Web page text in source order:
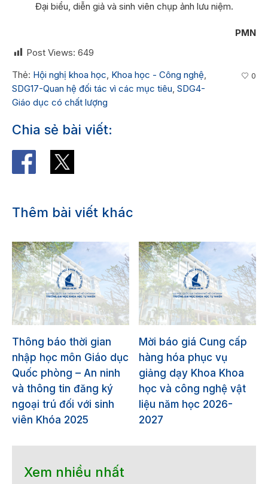
Đại biểu, diễn giả và sinh viên chụp ảnh lưu niệm.
PMN
Post Views: 649
Thẻ: Hội nghị khoa học, Khoa học - Công nghệ,
SDG17-Quan hệ đối tác vì các mục tiêu, SDG4-
Giáo dục có chất lượng
0
Chia sẻ bài viết:
Thêm bài viết khác
Thông báo thời gian
nhập học môn Giáo dục
Quốc phòng – An ninh
và thông tin đăng ký
ngoại trú đối với sinh
viên Khóa 2025
Mời báo giá Cung cấp
hàng hóa phục vụ
giảng dạy Khoa Khoa
học và công nghệ vật
liệu năm học 2026-
2027
Xem nhiều nhất